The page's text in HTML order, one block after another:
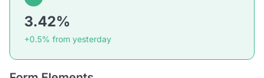
3.42%
+0.5% from yesterday